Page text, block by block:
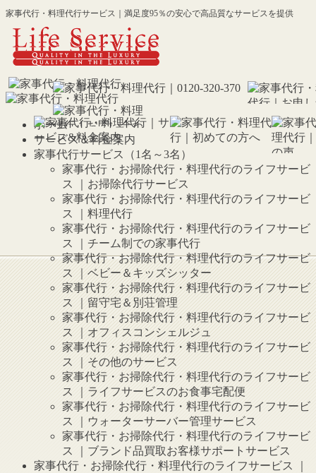
家事代行・料理代行サービス｜満足度95％の安心で高品質なサービスを提供
ホーム
サービス＆料金案内
家事代行サービス（1名～3名）
家事代行・お掃除代行・料理代行のライフサービ
ス ｜お掃除代行サービス
家事代行・お掃除代行・料理代行のライフサービ
ス ｜料理代行
家事代行・お掃除代行・料理代行のライフサービ
ス ｜チーム制での家事代行
家事代行・お掃除代行・料理代行のライフサービ
ス ｜ベビー＆キッズシッター
家事代行・お掃除代行・料理代行のライフサービ
ス ｜留守宅＆別荘管理
家事代行・お掃除代行・料理代行のライフサービ
ス ｜オフィスコンシェルジュ
家事代行・お掃除代行・料理代行のライフサービ
ス ｜その他のサービス
家事代行・お掃除代行・料理代行のライフサービ
ス ｜ライフサービスのお食事宅配便
家事代行・お掃除代行・料理代行のライフサービ
ス ｜ウォーターサーバー管理サービス
家事代行・お掃除代行・料理代行のライフサービ
ス ｜ブランド品買取お客様サポートサービス
家事代行・お掃除代行・料理代行のライフサービス ｜